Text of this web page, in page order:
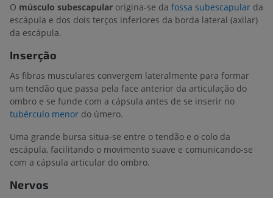
O músculo subescapular origina-se da fossa subescapular da
escápula e dos dois terços inferiores da borda lateral (axilar)
da escápula.
Inserção
As fibras musculares convergem lateralmente para formar
um tendão que passa pela face anterior da articulação do
ombro e se funde com a cápsula antes de se inserir no
tubérculo menor do úmero.
Uma grande bursa situa-se entre o tendão e o colo da
escápula, facilitando o movimento suave e comunicando-se
com a cápsula articular do ombro.
Nervos